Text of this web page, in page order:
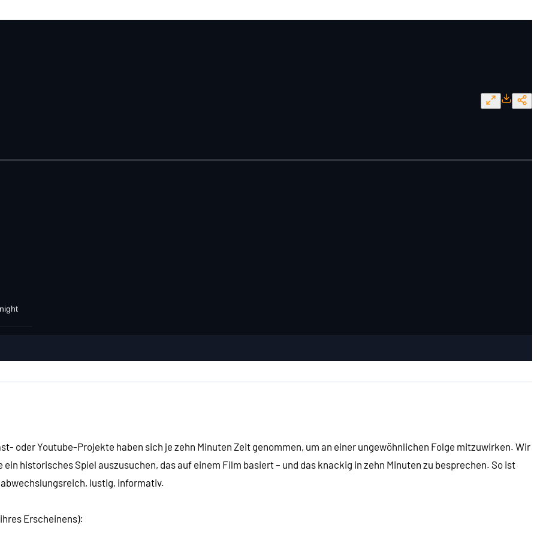
oder Youtube-Projekte haben sich je zehn Minuten Zeit genommen, um an einer ungewöhnlichen Folge mitzuwirken. Wir
historisches Spiel auszusuchen, das auf einem Film basiert – und das knackig in zehn Minuten zu besprechen. So ist
lustig, informativ.
Erscheinens):